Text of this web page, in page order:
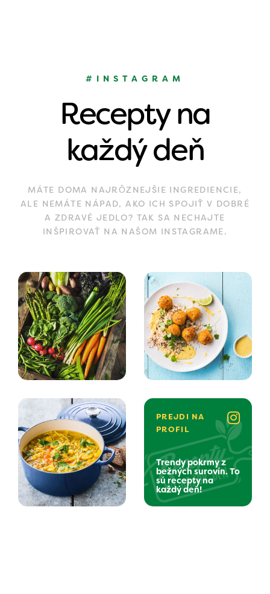
#INSTAGRAM
Recepty na
každý deň
MÁTE DOMA NAJRÔZNEJŠIE INGREDIENCIE,
ALE NEMÁTE NÁPAD, AKO ICH SPOJIŤ V DOBRÉ
A ZDRAVÉ JEDLO? TAK SA NECHAJTE
INŠPIROVAŤ NA NAŠOM INSTAGRAME.
PREJDI NA
PROFIL
Trendy pokrmy z
bežných surovín. To
sú recepty na
každý deň!